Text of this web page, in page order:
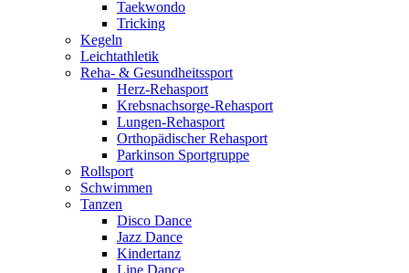
Taekwondo
Tricking
Kegeln
Leichtathletik
Reha- & Gesundheitssport
Herz-Rehasport
Krebsnachsorge-Rehasport
Lungen-Rehasport
Orthopädischer Rehasport
Parkinson Sportgruppe
Rollsport
Schwimmen
Tanzen
Disco Dance
Jazz Dance
Kindertanz
Line Dance